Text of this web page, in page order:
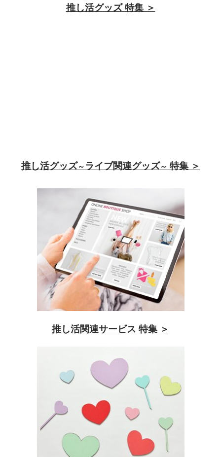
推し活グッズ 特集 ＞
推し活グッズ～ ライブ関連グッズ～ 特集 ＞
推し活関連サービス 特集 ＞